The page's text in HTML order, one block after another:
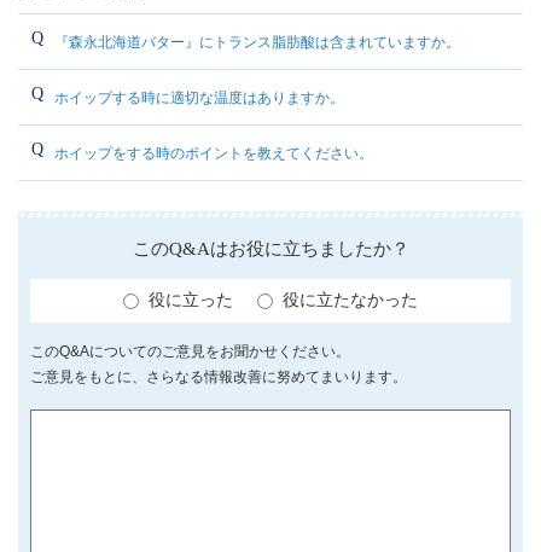
『森永北海道バター』にトランス脂肪酸は含まれていますか。
ホイップする時に適切な温度はありますか。
ホイップをする時のポイントを教えてください。
このQ&Aはお役に立ちましたか？
役に立った 役に立たなかった
このQ&Aについてのご意見をお聞かせください。
ご意見をもとに、さらなる情報改善に努めてまいります。